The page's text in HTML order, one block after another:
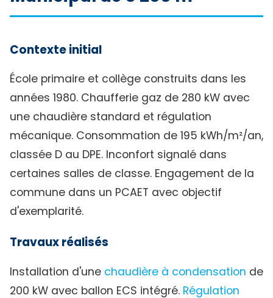
Contexte initial
École primaire et collège construits dans les
années 1980. Chaufferie gaz de 280 kW avec
une chaudière standard et régulation
mécanique. Consommation de 195 kWh/m²/an,
classée D au DPE. Inconfort signalé dans
certaines salles de classe. Engagement de la
commune dans un PCAET avec objectif
d'exemplarité.
Travaux réalisés
Installation d'une chaudière à condensation de
200 kW avec ballon ECS intégré. Régulation